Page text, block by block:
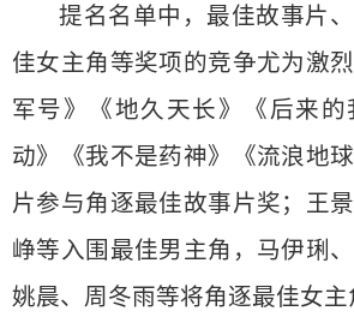
提名名单中，最佳故事片
佳女主角等奖项的竞争尤为激
军号》《地久天长》《后来
动》《我不是药神》《流浪地
片参与角逐最佳故事片奖；王
峥等入围最佳男主角，马伊琍
姚晨、周冬雨等将角逐最佳女主